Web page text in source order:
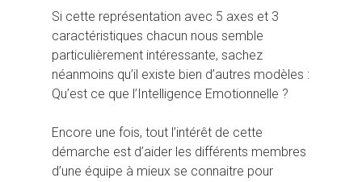
Si cette représentation avec 5 axes et 3
caractéristiques chacun nous semble
particulièrement intéressante, sachez
néanmoins qu’il existe bien d’autres modèles :
Qu’est ce que l’Intelligence Emotionnelle ?
Encore une fois, tout l’intérêt de cette
démarche est d’aider les différents membres
d’une équipe à mieux se connaitre pour